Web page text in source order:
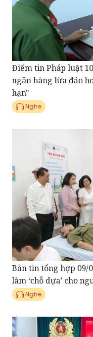
Điểm tin Pháp luật
ngân hàng lừa đảo
hạn"
Nghe
Bản tin tổng hợp
làm ‘chỗ dựa’ cho
Nghe